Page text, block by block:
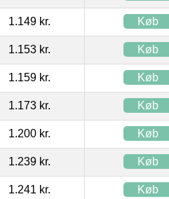
1.149 kr. Køb
1.153 kr. Køb
1.159 kr. Køb
1.173 kr. Køb
1.200 kr. Køb
1.239 kr. Køb
1.241 kr. Køb